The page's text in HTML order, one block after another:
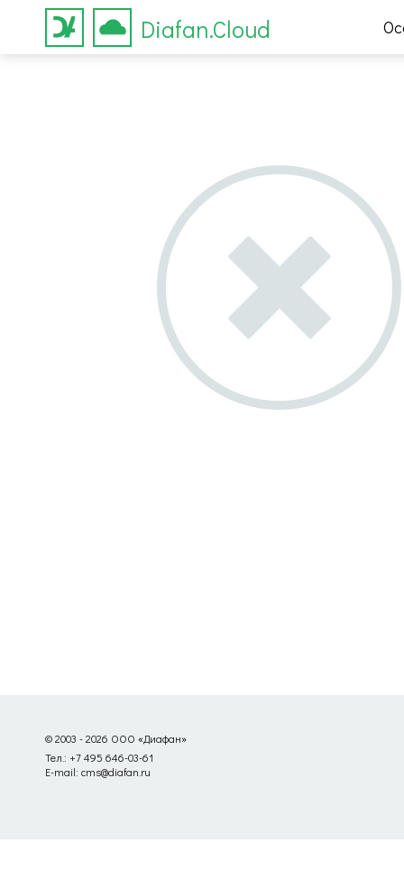
Diafan.Cloud
© 2003 - 2026 ООО «Диафан»
Тел.: +7 495 646-03-61
E-mail: cms@diafan.ru